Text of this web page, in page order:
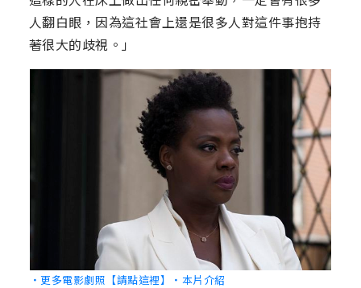
人翻白眼，因為這社會上還是很多人對這件事抱持
著很大的歧視。」
‧更多電影劇照【請點這裡】 ‧本片介紹